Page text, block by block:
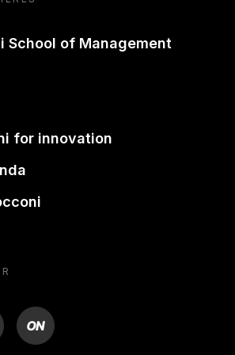
School of Management
for innovation
ON